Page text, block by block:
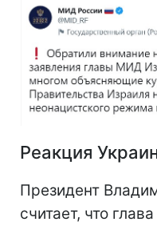
Реакция
Президент
считает, что